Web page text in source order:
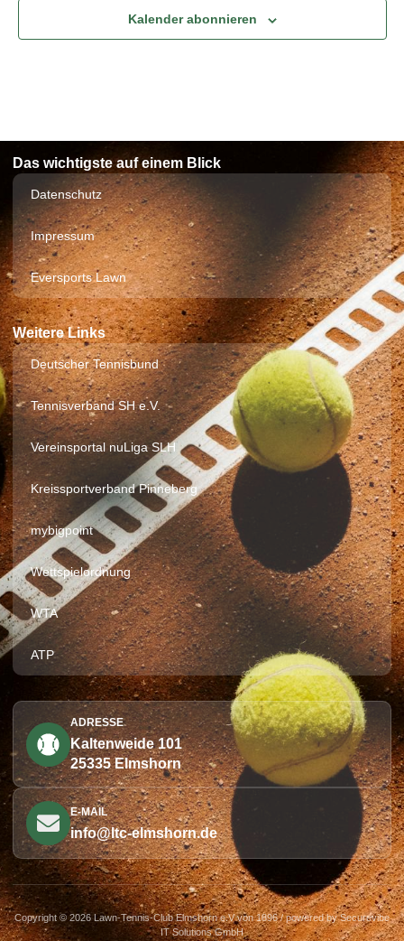
Kalender abonnieren
Das wichtigste auf einem Blick
Datenschutz
Impressum
Eversports Lawn
Weitere Links
Deutscher Tennisbund
Tennisverband SH e.V.
Vereinsportal nuLiga SLH
Kreissportverband Pinneberg
mybigpoint
Wettspielordnung
WTA
ATP
ADRESSE
Kaltenweide 101
25335 Elmshorn
E-MAIL
info@ltc-elmshorn.de
Copyright © 2026 Lawn-Tennis-Club Elmshorn e.V von 1896 / powered by Securevibe
IT Solutions GmbH